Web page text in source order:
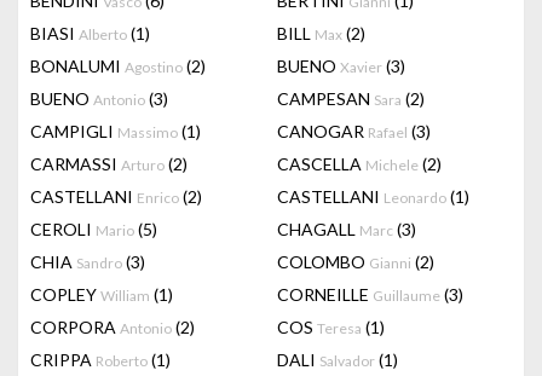
BIASI Alberto (1) BILL Max (2)
BONALUMI Agostino (2) BUENO Xavier (3)
BUENO Antonio (3) CAMPESAN Sara (2)
CAMPIGLI Massimo (1) CANOGAR Rafael (3)
CARMASSI Arturo (2) CASCELLA Michele (2)
CASTELLANI Enrico (2) CASTELLANI Leonardo (1)
CEROLI Mario (5) CHAGALL Marc (3)
CHIA Sandro (3) COLOMBO Gianni (2)
COPLEY William (1) CORNEILLE Guillaume (3)
CORPORA Antonio (2) COS Teresa (1)
CRIPPA Roberto (1) DALI Salvador (1)